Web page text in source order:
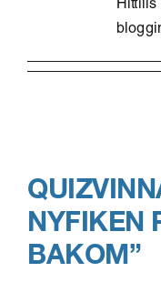
Hittills
NYFIKEN
BAKOM”